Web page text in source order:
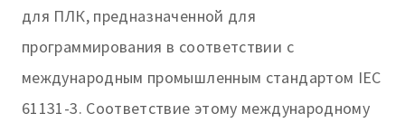
для ПЛК, предназначенной для
программирования в соответствии с
международным промышленным стандартом IEC
61131-3. Соответствие этому международному